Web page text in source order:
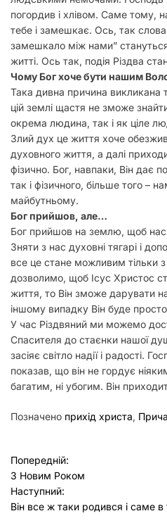
погордив і хлівом. Саме тому,
тебе і замешкає. Ось, так слова
замешкало між нами”
житті. Ось так, подія Різдва
Чому Бог хоче бути нашим
Така дивна причина
цій землі щастя не зможе
окрема людина, так і як ціле
Злий дух це життя хоче
духовного життя, а далі
фізично. Бог, навпаки, Він дає
так і фізичного, більше того –
майбутньому.
Бог прийшов, але…
Бог прийшов на землю, щоб
Зняти з нас духовні тягарі і
все це стане можливим тільки
дозволимо, щоб Ісус Христос
життя, то Він зможе дарувати
іншому випадку Він буде
У час Різдвяний ми можемо
Спасителя до стаєнки нашої
засіяє світло надії і радості.
показав, що він не гордує
багатим, ні убогим. Він
Позначено прихід христа,
Н
а
в
Попередній:
З Новим Роком
Наступний:
Він все ж таки родився і саме в